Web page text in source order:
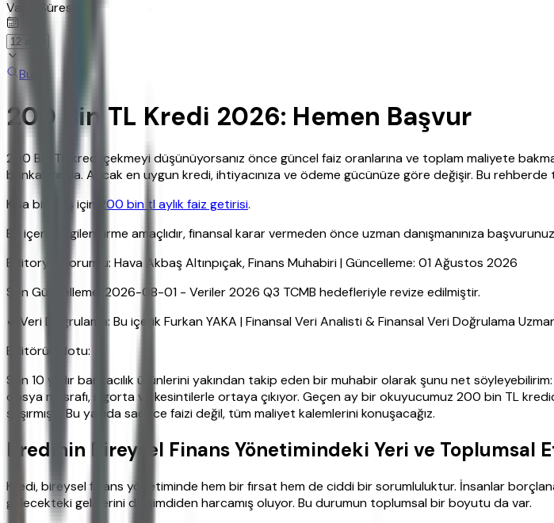
Vade Süresi
Bul
200 Bin TL Kredi 2026: Hemen Başvur
200 Bin TL kredi çekmeyi düşünüyorsanız önce güncel faiz oranlarına ve toplam maliyete
bankalarında. Ancak en uygun kredi, ihtiyacınıza ve ödeme gücünüze göre değişir. Bu rehberde
Kısa bir giriş için
200 bin tl aylık faiz getirisi.
Bu içerik bilgilendirme amaçlıdır, finansal karar vermeden önce uzman danışmanınıza
Editoryal Sorumlu: Hava Akbaş Altınpıçak, Finans Muhabiri | Güncelleme: 01 Ağustos 2026
Son Güncelleme: 2026-08-01 - Veriler 2026 Q3 TCMB hedefleriyle revize edilmiştir.
✔ Veri Doğrulama: Bu içerik Furkan YAKA | Finansal Veri Analisti & Finansal Veri Doğrulama
Editörün Notu:
Son 10 yıldır bankacılık ürünlerini yakından takip eden bir muhabir olarak şunu net
dosya masrafı, sigorta ve kesintilerle ortaya çıkıyor. Geçen ay bir okuyucumuz 200 bin TL
şaşırmıştı. Bu yazıda sadece faizi değil, tüm maliyet kalemlerini konuşacağız.
Kredinin Bireysel Finans Yönetimindeki Yeri ve Toplumsal
Kredi, bireysel finans yönetiminde hem bir fırsat hem de ciddi bir sorumluluktur. İnsanlar
gelecekteki gelirlerini de şimdiden harcamış oluyor. Bu durumun toplumsal bir boyutu da var.